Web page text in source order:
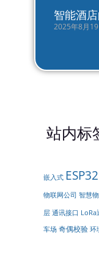
智能酒
2025年8月
站内标
嵌入式 ESP32
物联网公司 智慧
层 通讯接口 LoRa
车场 奇偶校验 环